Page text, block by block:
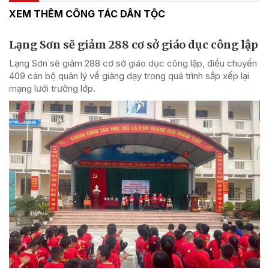
XEM THÊM CÔNG TÁC DÂN TỘC
Lạng Sơn sẽ giảm 288 cơ sở giáo dục công lập
Lạng Sơn sẽ giảm 288 cơ sở giáo dục công lập, điều chuyển
409 cán bộ quản lý về giảng dạy trong quá trình sắp xếp lại
mạng lưới trường lớp.